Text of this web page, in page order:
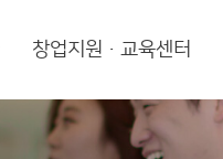
창업지원·교육센터